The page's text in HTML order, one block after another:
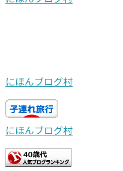
にほんブログ村
にほんブログ村